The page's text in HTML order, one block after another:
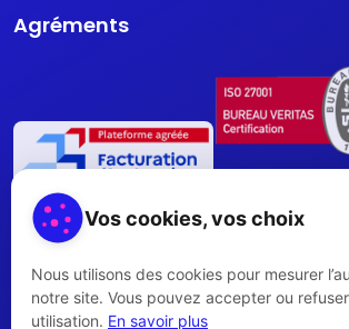
Agréments
Vos cookies, vos choix
Nous utilisons des cookies pour mesurer
notre site. Vous pouvez accepter ou
utilisation. En savoir plus